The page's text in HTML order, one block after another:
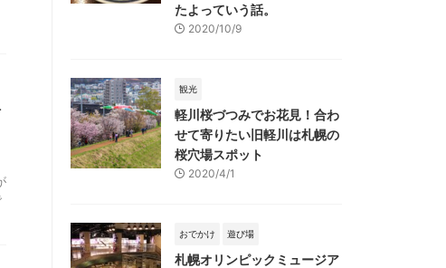
たよっていう話。
2020/10/9
観光
軽川桜づつみでお花見！合わ
せて寄りたい旧軽川は札幌の
桜穴場スポット
2020/4/1
おでかけ 遊び場
札幌オリンピックミュージア